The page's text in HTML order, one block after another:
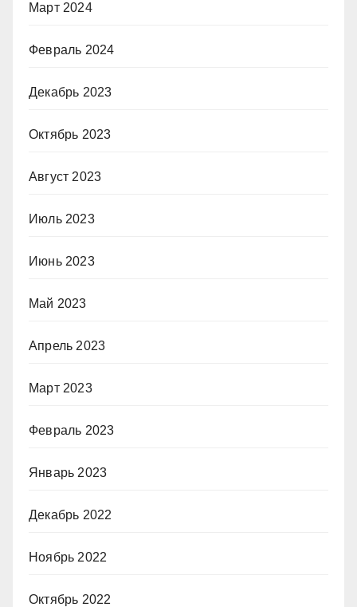
Март 2024
Февраль 2024
Декабрь 2023
Октябрь 2023
Август 2023
Июль 2023
Июнь 2023
Май 2023
Апрель 2023
Март 2023
Февраль 2023
Январь 2023
Декабрь 2022
Ноябрь 2022
Октябрь 2022